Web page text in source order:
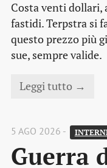
Costa venti dollari,
fastidi. Terpstra si
questo prezzo più
sue, sempre valide.
Leggi tutto →
5 AGO 2026 -
Guerra